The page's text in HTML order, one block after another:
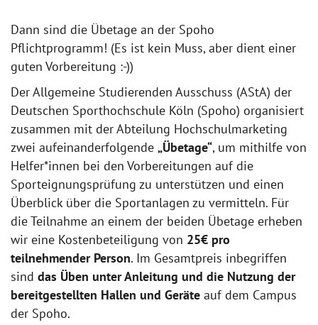
Dann sind die Übetage an der Spoho
Pflichtprogramm! (Es ist kein Muss, aber dient einer
guten Vorbereitung :-))
Der Allgemeine Studierenden Ausschuss (AStA) der
Deutschen Sporthochschule Köln (Spoho) organisiert
zusammen mit der Abteilung Hochschulmarketing
zwei aufeinanderfolgende „Übetage“, um mithilfe von
Helfer*innen bei den Vorbereitungen auf die
Sporteignungsprüfung zu unterstützen und einen
Überblick über die Sportanlagen zu vermitteln. Für
die Teilnahme an einem der beiden Übetage erheben
wir eine Kostenbeteiligung von 25€ pro
teilnehmender Person. Im Gesamtpreis inbegriffen
sind das Üben unter Anleitung und die Nutzung der
bereitgestellten Hallen und Geräte auf dem Campus
der Spoho.